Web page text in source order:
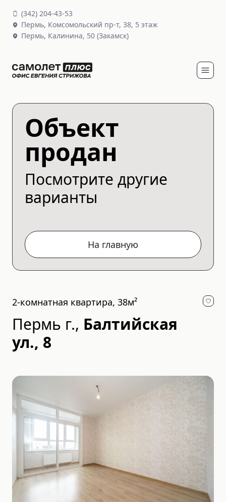
(342) 204-43-53
Пермь, Комсомольский пр-т, 38, 5 этаж
Пермь, Калинина, 50 (Закамск)
Объект
продан
Посмотрите другие
варианты
На главную
2-комнатная квартира, 38м²
Пермь г., Балтийская
ул., 8